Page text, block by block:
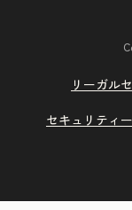
リーガル
セキュリティー